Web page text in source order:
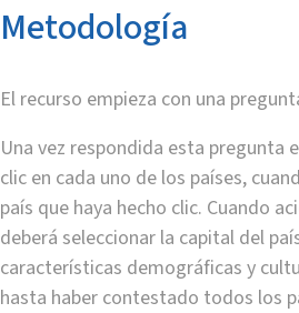
Metodología
El recurso empieza con una
Una vez respondida esta pregunta
clic en cada uno de los países,
país que haya hecho clic. Cuando
deberá seleccionar la capital del
características demográficas y
hasta haber contestado todos los